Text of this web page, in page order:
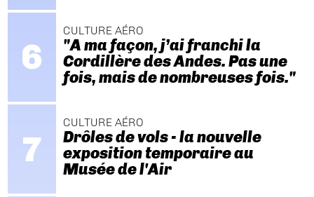
CULTURE AÉRO
"A ma façon, j’ai franchi la
Cordillère des Andes. Pas une
fois, mais de nombreuses fois."
CULTURE AÉRO
Drôles de vols - la nouvelle
exposition temporaire au
Musée de l'Air